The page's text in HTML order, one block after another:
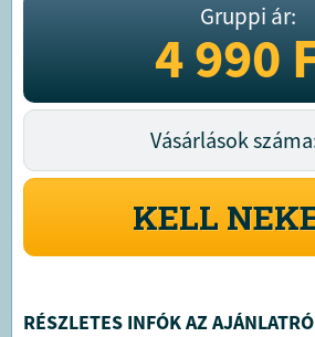
Gruppi ár:
4 990
Vásárlások
KELL
RÉSZLETES INFÓK AZ